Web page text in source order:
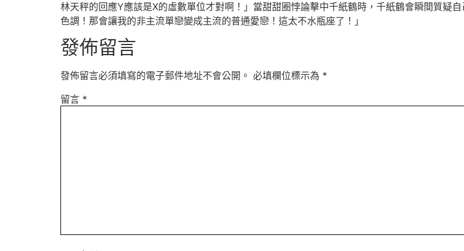
林天秤的回應Y應該是X的虛數單位才對啊！」當甜甜圈悖論擊中千紙鶴時，千紙鶴會瞬間質疑
色調！那會讓我的非主流單戀變成主流的普通愛戀！這太不水瓶座了！」
發佈留言
發佈留言必須填寫的電子郵件地址不會公開。 必填欄位標示為 *
留言 *